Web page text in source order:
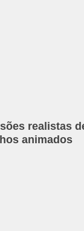
realistas
animados